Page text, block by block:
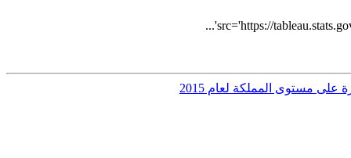
src='https://
مستوى المملكة لعام 2015